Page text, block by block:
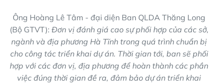
Ông Hoàng Lê Tâm - đại diện Ban QLDA Thăng Long
(Bộ GTVT): Đơn vị đánh giá cao sự phối hợp của các sở,
ngành và địa phương Hà Tĩnh trong quá trình chuẩn bị
cho công tác triển khai dự án. Thời gian tới, ban sẽ phối
hợp với các đơn vị, địa phương để hoàn thành các phần
việc đúng thời gian đề ra, đảm bảo dự án triển khai